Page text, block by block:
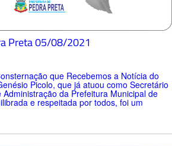
Preta 05/08/2021
que Recebemos a Notícia do
Picolo, que já atuou como Secretário
da Prefeitura Municipal de
e respeitada por todos, foi um